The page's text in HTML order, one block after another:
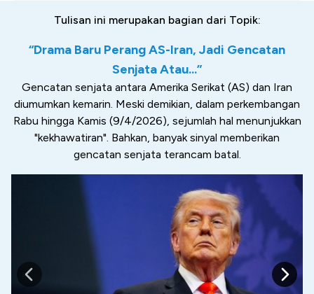
Tulisan ini merupakan bagian dari Topik:
“Drama Baru Perang AS-Iran, Jadi Gencatan
Senjata Atau...”
Gencatan senjata antara Amerika Serikat (AS) dan Iran
diumumkan kemarin. Meski demikian, dalam perkembangan
Rabu hingga Kamis (9/4/2026), sejumlah hal menunjukkan
"kekhawatiran". Bahkan, banyak sinyal memberikan
gencatan senjata terancam batal.